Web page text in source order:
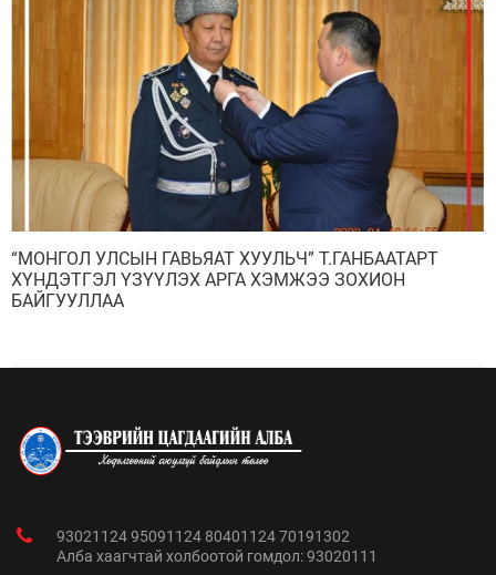
“МОНГОЛ УЛСЫН ГАВЬЯАТ ХУУЛЬЧ” Т.ГАНБААТАРТ
ХҮНДЭТГЭЛ ҮЗҮҮЛЭХ АРГА ХЭМЖЭЭ ЗОХИОН
БАЙГУУЛЛАА
93021124 95091124 80401124 70191302
Алба хаагчтай холбоотой гомдол: 93020111